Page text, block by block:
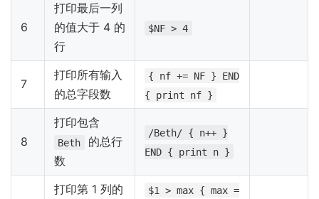
6
打印最后一列
的值大于 4 的
行
$NF > 4
7
打印所有输入
的总字段数
{ nf += NF } END
{ print nf }
8
打印包含
Beth
的总行
数
/Beth/ { n++ }
END { print n }
打印第 1 列的
$1 > max { max =